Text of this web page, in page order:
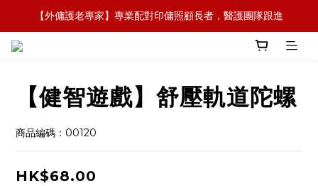
【全新概念】長者護理復康用品，可租可買，彈性選擇
【外傭護老專家】專業配對印傭照顧長者，醫護團隊跟進
【政府資助】善用社區照顧服務券，上門服務及租用產品
【健智遊戲】舒壓軌道陀螺
商品編碼：00120
HK$68.00